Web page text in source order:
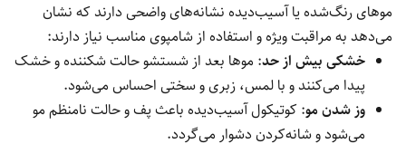
موهای رنگ‌شده یا آسیب‌دیده نشانه‌های واضحی دارند که نشان
می‌دهد به مراقبت ویژه و استفاده از شامپوی مناسب نیاز دارند:
خشکی بیش از حد: موها بعد از شستشو حالت شکننده و خشک
پیدا می‌کنند و با لمس، زبری و سختی احساس می‌شود.
وز شدن مو: کوتیکول آسیب‌دیده باعث پف و حالت نامنظم مو
می‌شود و شانه‌کردن دشوار می‌گردد.